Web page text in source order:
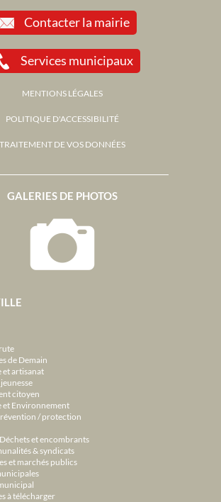
de Demain
et artisanat
citoyen
et Environnement
/ protection
et encombrants
& syndicats
et marchés publics
à télécharger
GALERIES DE PHOTOS
Contacter la mairie
Services municipaux
MENTIONS LÉGALES
POLITIQUE D'ACCESSIBILITÉ
TRAITEMENT DE VOS DONNÉES